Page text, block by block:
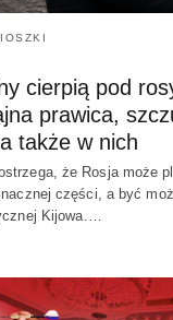
cierpią pod
prawica,
także w nich
że Rosja może
części, a być
Kijowa.…